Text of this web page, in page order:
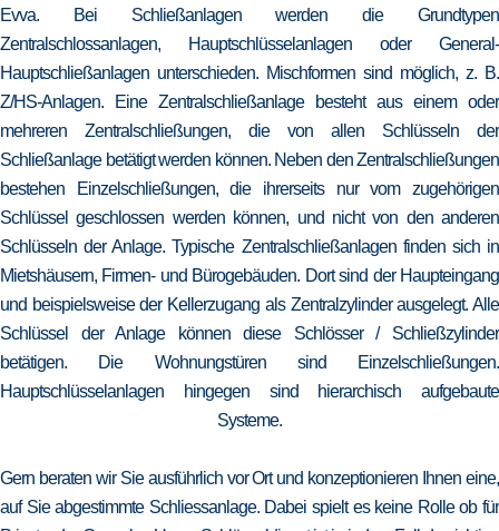
Evva. Bei Schließanlagen werden die Grundtypen
Zentralschlossanlagen, Hauptschlüsselanlagen oder General-
Hauptschließanlagen unterschieden. Mischformen sind möglich, z. B.
Z/HS-Anlagen. Eine Zentralschließanlage besteht aus einem oder
mehreren Zentralschließungen, die von allen Schlüsseln der
Schließanlage betätigt werden können. Neben den Zentralschließungen
bestehen Einzelschließungen, die ihrerseits nur vom zugehörigen
Schlüssel geschlossen werden können, und nicht von den anderen
Schlüsseln der Anlage. Typische Zentralschließanlagen finden sich in
Mietshäusern, Firmen- und Bürogebäuden. Dort sind der Haupteingang
und beispielsweise der Kellerzugang als Zentralzylinder ausgelegt. Alle
Schlüssel der Anlage können diese Schlösser / Schließzylinder
betätigen. Die Wohnungstüren sind Einzelschließungen.
Hauptschlüsselanlagen hingegen sind hierarchisch aufgebaute
Systeme.
Gern beraten wir Sie ausführlich vor Ort und konzeptionieren Ihnen eine,
auf Sie abgestimmte Schliessanlage. Dabei spielt es keine Rolle ob für